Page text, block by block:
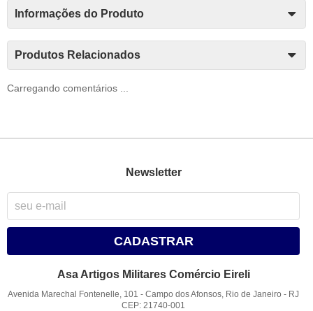
Informações do Produto
Produtos Relacionados
Carregando comentários ...
Newsletter
CADASTRAR
Asa Artigos Militares Comércio Eireli
Avenida Marechal Fontenelle, 101 -Campo dos Afonsos, Rio de Janeiro - RJ
CEP: 21740-001